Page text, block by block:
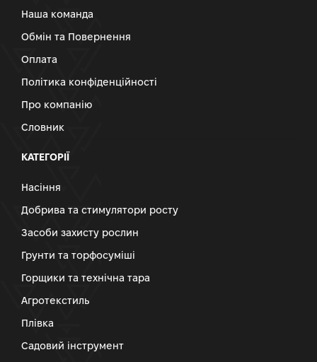
Наша команда
Обмін та Повернення
Оплата
Політика конфіденційності
Про компанію
Словник
КАТЕГОРІЇ
Насіння
Добрива та стимулятори росту
Засоби захисту рослин
Грунти та торфосуміші
Горщики та технічна тара
Агротекстиль
Плівка
Садовий інструмент